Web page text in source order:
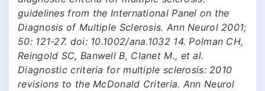
guidelines from the International Panel on the
Diagnosis of Multiple Sclerosis. Ann Neurol 2001;
50: 121-27. doi: 10.1002/ana.1032 14. Polman CH,
Reingold SC, Banwell B, Clanet M., et al.
Diagnostic criteria for multiple sclerosis: 2010
revisions to the McDonald Criteria. Ann Neurol